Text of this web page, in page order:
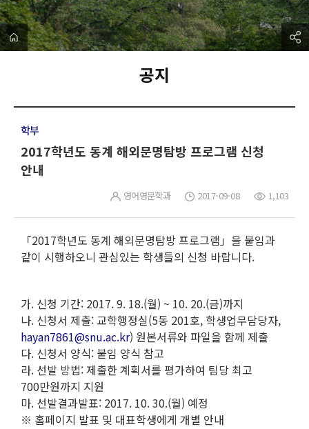
공지
학부
2017학년도 동계 해외문명탐방 프로그램 신청
안내
영어영문학과 2017-09-08 1,103
「2017학년도 동계 해외문명탐방 프로그램」을 붙임과
같이 시행하오니 관심있는 학생들의 신청 바랍니다.
가. 신청 기간: 2017. 9. 18.(월) ~ 10. 20.(금)까지
나. 신청서 제출: 교학행정실(5동 201호, 학생업무담당자,
hayan7861@snu.ac.kr) 원본서류와 파일을 함께 제출
다. 신청서 양식: 붙임 양식 참고
라. 선발 방법: 제출한 계획서를 평가하여 팀당 최고
700만원까지 지원
마. 선발결과발표: 2017. 10. 30.(월) 예정
※ 홈페이지 발표 및 대표학생에게 개별 안내